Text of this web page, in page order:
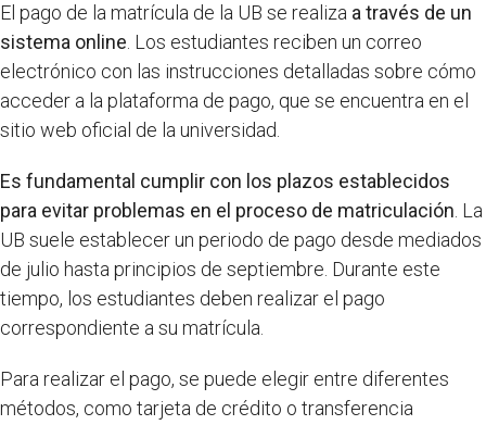
El pago de la matrícula de la UB se realiza a través de un
sistema online . Los estudiantes reciben un correo
electrónico con las instrucciones detalladas sobre cómo
acceder a la plataforma de pago, que se encuentra en el
sitio web oficial de la universidad.
Es fundamental cumplir con los plazos establecidos
para evitar problemas en el proceso de matriculación . La
UB suele establecer un periodo de pago desde mediados
de julio hasta principios de septiembre. Durante este
tiempo, los estudiantes deben realizar el pago
correspondiente a su matrícula.
Para realizar el pago, se puede elegir entre diferentes
métodos, como tarjeta de crédito o transferencia